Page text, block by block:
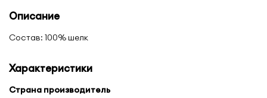
Описание
Состав: 100% шелк
Характеристики
Страна производитель